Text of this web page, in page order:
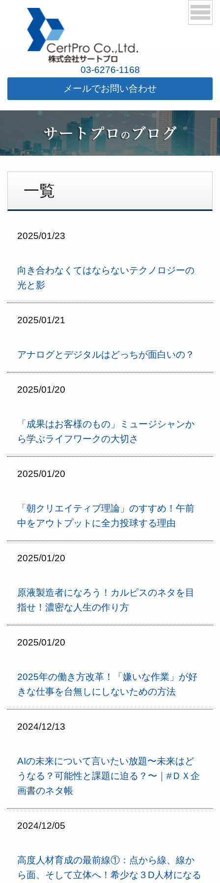
03-6276-1168
メールでお問い合わせ
一覧
2025/01/23
向き合わなくてはならないテクノロジーの
光と影
2025/01/21
アナログとデジタルはどっちが面白いの？
2025/01/20
「成果はお客様のもの」ミュージシャンか
ら学ぶライフワークの大切さ
2025/01/20
「朝クリエイティブ理論」のすすめ！午前
中をアウトプットに全力投球する理由
2025/01/20
原液製造者になろう！カルピスのネタを目
指せ！濃密な人生の作り方
2025/01/20
2025年の働き方改革！「嫌いな作業」が好
きな仕事を台無しにしないための方法
2024/12/13
AIの未来について言いたい放題〜未来はど
うなる？可能性と課題に迫る？〜｜#ＤＸ企
画書のネタ帳
2024/12/05
高度人材育成の最前線①：点から線、線か
ら面、そして立体へ！希少な３D人材になる